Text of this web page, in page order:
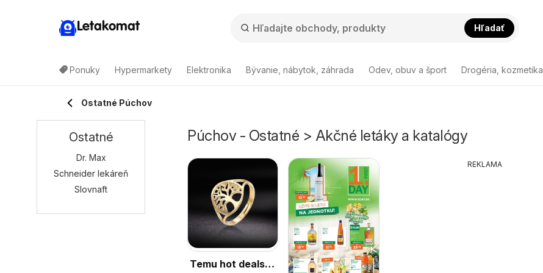
Letakomat Hľadať
Ponuky Hypermarkety Elektronika Bývanie, nábytok, záhrada Odev, obuv a šport Drogéria, kozmetika
Ostatné Púchov
Púchov - Ostatné > Akčné letáky a katalógy
Temu hot deals –
REKLAMA
Ostatné
Dr. Max
Schneider lekáreň
Slovnaft